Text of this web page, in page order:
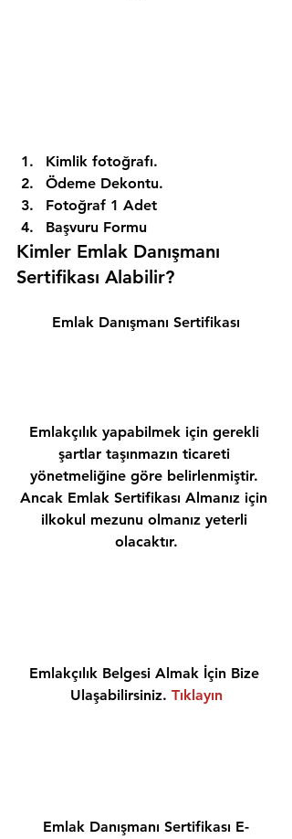
Kimlik fotoğrafı.
Ödeme Dekontu.
Fotoğraf 1 Adet
Başvuru Formu
Kimler Emlak Danışmanı
Sertifikası Alabilir?
Emlak Danışmanı Sertifikası
Emlakçılık yapabilmek için gerekli
şartlar taşınmazın ticareti
yönetmeliğine göre belirlenmiştir.
Ancak Emlak Sertifikası Almanız için
ilkokul mezunu olmanız yeterli
olacaktır.
Emlakçılık Belgesi Almak İçin Bize
Ulaşabilirsiniz. Tıklayın
Emlak Danışmanı Sertifikası E-